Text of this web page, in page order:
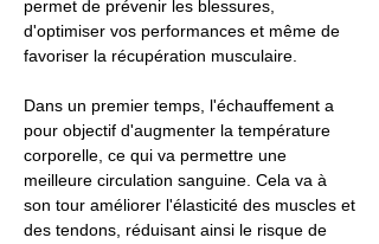
permet de prévenir les blessures,
d'optimiser vos performances et même de
favoriser la récupération musculaire.
Dans un premier temps, l'échauffement a
pour objectif d'augmenter la température
corporelle, ce qui va permettre une
meilleure circulation sanguine. Cela va à
son tour améliorer l'élasticité des muscles et
des tendons, réduisant ainsi le risque de